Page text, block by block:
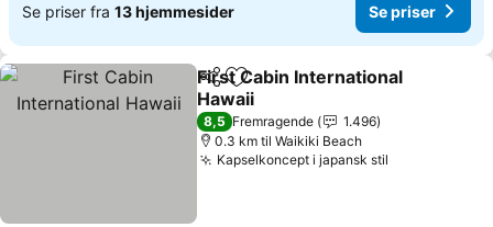
Se priser fra 13 hjemmesider Se priser
Del Føj til favoritter
First Cabin International
Hawaii
8,5 Fremragende
1.496
0.3 km til Waikiki Beach
Kapselkoncept i japansk stil